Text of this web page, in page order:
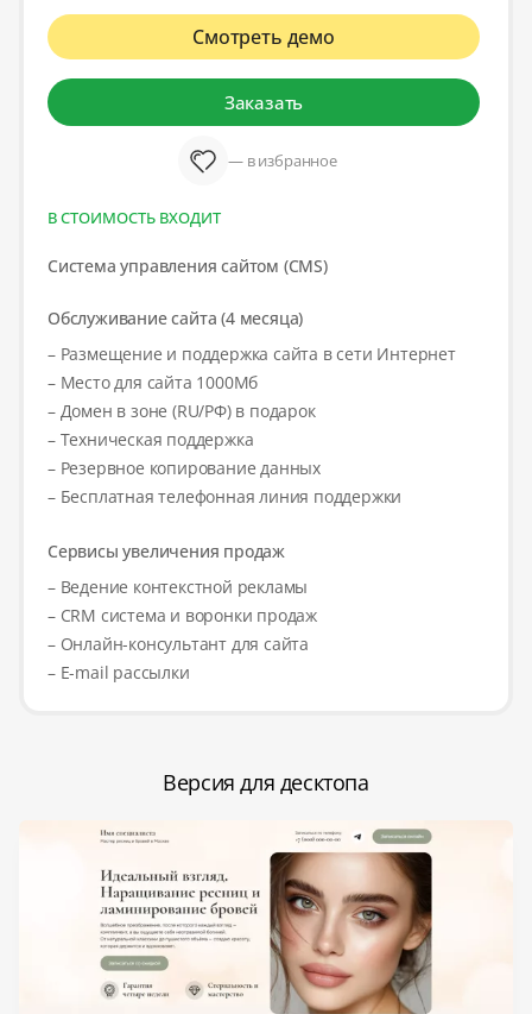
Смотреть демо
Заказать
— в избранное
В СТОИМОСТЬ ВХОДИТ
Система управления сайтом (CMS)
Обслуживание сайта (4 месяца)
– Размещение и поддержка сайта в сети Интернет
– Место для сайта 1000Мб
– Домен в зоне (RU/РФ) в подарок
– Техническая поддержка
– Резервное копирование данных
– Бесплатная телефонная линия поддержки
Сервисы увеличения продаж
– Ведение контекстной рекламы
– CRM система и воронки продаж
– Онлайн-консультант для сайта
– E-mail рассылки
Версия для десктопа